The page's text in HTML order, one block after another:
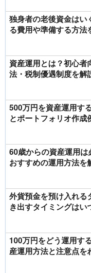
独身者の老後資金はい
る費用や準備する方法
資産運用とは？初心者
法・税制優遇制度を解
500万円を資産運用す
とポートフォリオ作成
60歳からの資産運用は
おすすめの運用方法を
外貨預金を預け入れる
き出すタイミングはい
100万円をどう運用す
産運用方法と注意点を